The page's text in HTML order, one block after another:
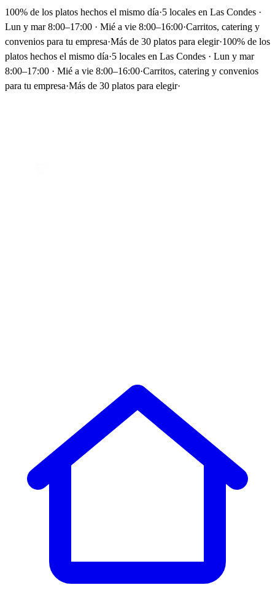
100% de los platos hechos el mismo día·5 locales en Las Condes ·
Lun y mar 8:00–17:00 · Mié a vie 8:00–16:00·Carritos, catering y
convenios para tu empresa·Más de 30 platos para elegir·100% de los
platos hechos el mismo día·5 locales en Las Condes · Lun y mar
8:00–17:00 · Mié a vie 8:00–16:00·Carritos, catering y convenios
para tu empresa·Más de 30 platos para elegir·